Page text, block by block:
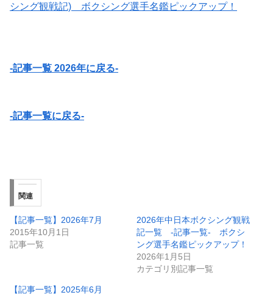
シング観戦記) ボクシング選手名鑑ピックアップ！
-記事一覧 2026年に戻る-
-記事一覧に戻る-
関連
【記事一覧】2026年7月
2015年10月1日
記事一覧
2026年中日本ボクシング観戦
記一覧 -記事一覧- ボクシ
ング選手名鑑ピックアップ！
2026年1月5日
カテゴリ別記事一覧
【記事一覧】2025年6月